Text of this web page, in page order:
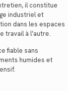
il constitue
industriel et
dans les espaces
travail à l’autre.
fiable sans
humides et